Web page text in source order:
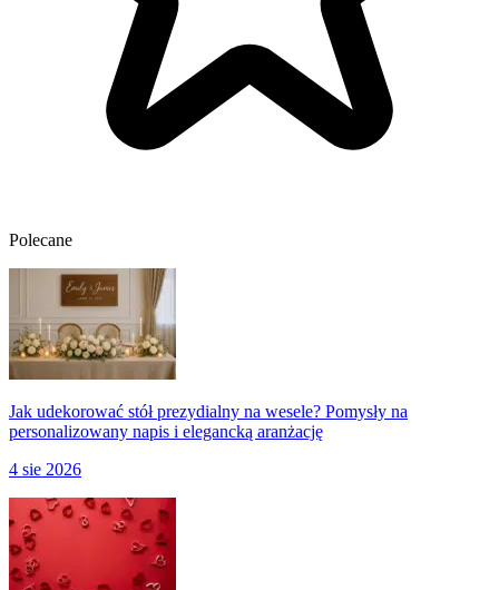
Polecane
Jak udekorować stół prezydialny na wesele? Pomysły na
personalizowany napis i elegancką aranżację
4 sie 2026